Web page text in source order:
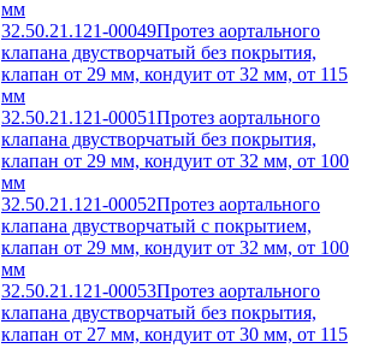
мм
32.50.21.121-00049Протез аортального
клапана двустворчатый без покрытия,
клапан от 29 мм, кондуит от 32 мм, от 115
мм
32.50.21.121-00051Протез аортального
клапана двустворчатый без покрытия,
клапан от 29 мм, кондуит от 32 мм, от 100
мм
32.50.21.121-00052Протез аортального
клапана двустворчатый с покрытием,
клапан от 29 мм, кондуит от 32 мм, от 100
мм
32.50.21.121-00053Протез аортального
клапана двустворчатый без покрытия,
клапан от 27 мм, кондуит от 30 мм, от 115